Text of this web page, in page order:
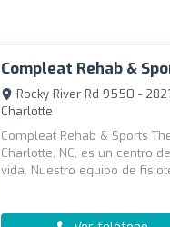
Compleat Rehab &
Rocky River Rd 9550 -
Charlotte
Compleat Rehab & Sports
Charlotte, NC, es un centro
vida. Nuestro equipo de